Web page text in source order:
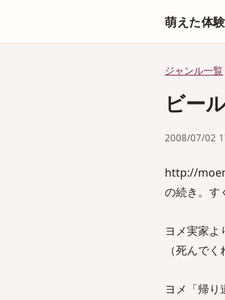
萌えた体
ジャンル一覧
ビー
2008/07/02
http://
の続き。す
ヨメ実家よ
（死んで
ヨメ「帰り